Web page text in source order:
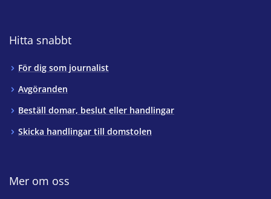
Hitta snabbt
För dig som journalist
Avgöranden
Beställ domar, beslut eller handlingar
Skicka handlingar till domstolen
Mer om oss